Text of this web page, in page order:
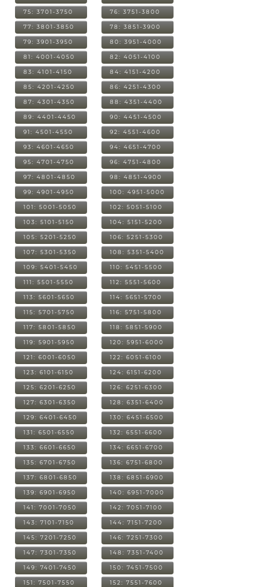
75: 3701-3750 76: 3751-3800
77: 3801-3850 78: 3851-3900
79: 3901-3950 80: 3951-4000
81: 4001-4050 82: 4051-4100
83: 4101-4150 84: 4151-4200
85: 4201-4250 86: 4251-4300
87: 4301-4350 88: 4351-4400
89: 4401-4450 90: 4451-4500
91: 4501-4550 92: 4551-4600
93: 4601-4650 94: 4651-4700
95: 4701-4750 96: 4751-4800
97: 4801-4850 98: 4851-4900
99: 4901-4950 100: 4951-5000
101: 5001-5050 102: 5051-5100
103: 5101-5150 104: 5151-5200
105: 5201-5250 106: 5251-5300
107: 5301-5350 108: 5351-5400
109: 5401-5450 110: 5451-5500
111: 5501-5550 112: 5551-5600
113: 5601-5650 114: 5651-5700
115: 5701-5750 116: 5751-5800
117: 5801-5850 118: 5851-5900
119: 5901-5950 120: 5951-6000
121: 6001-6050 122: 6051-6100
123: 6101-6150 124: 6151-6200
125: 6201-6250 126: 6251-6300
127: 6301-6350 128: 6351-6400
129: 6401-6450 130: 6451-6500
131: 6501-6550 132: 6551-6600
133: 6601-6650 134: 6651-6700
135: 6701-6750 136: 6751-6800
137: 6801-6850 138: 6851-6900
139: 6901-6950 140: 6951-7000
141: 7001-7050 142: 7051-7100
143: 7101-7150 144: 7151-7200
145: 7201-7250 146: 7251-7300
147: 7301-7350 148: 7351-7400
149: 7401-7450 150: 7451-7500
151: 7501-7550 152: 7551-7600